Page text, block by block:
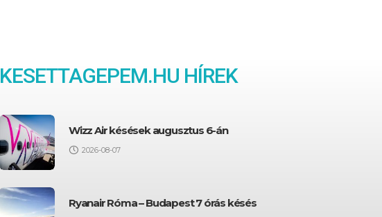
KESETTAGEPEM.HU HÍREK
Wizz Air késések augusztus 6-án
2026-08-07
Ryanair Róma – Budapest 7 órás késés